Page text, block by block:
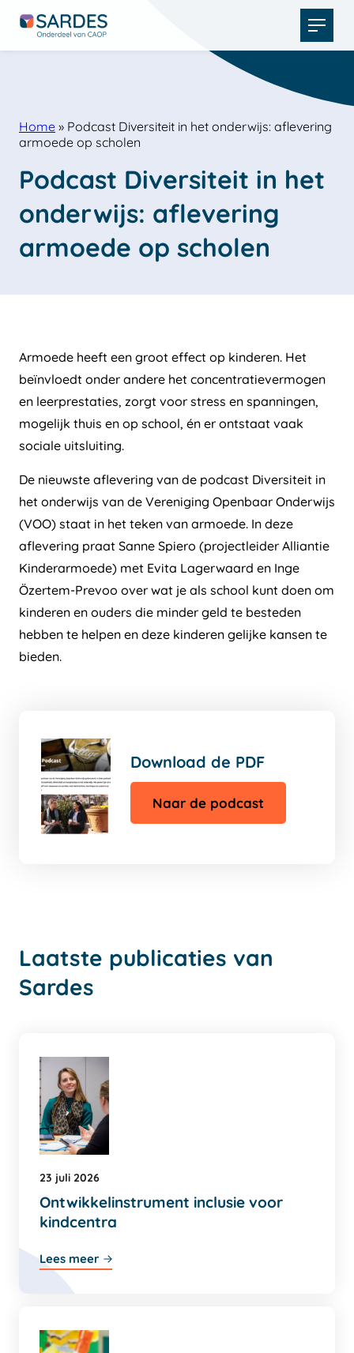
Open
menu
Home » Podcast Diversiteit in het onderwijs: aflevering
armoede op scholen
Podcast Diversiteit in het
onderwijs: aflevering
armoede op scholen
Armoede heeft een groot effect op kinderen. Het
beïnvloedt onder andere het concentratievermogen
en leerprestaties, zorgt voor stress en spanningen,
mogelijk thuis en op school, én er ontstaat vaak
sociale uitsluiting.
De nieuwste aflevering van de podcast Diversiteit in
het onderwijs van de Vereniging Openbaar Onderwijs
(VOO) staat in het teken van armoede. In deze
aflevering praat Sanne Spiero (projectleider Alliantie
Kinderarmoede) met Evita Lagerwaard en Inge
Özertem-Prevoo over wat je als school kunt doen om
kinderen en ouders die minder geld te besteden
hebben te helpen en deze kinderen gelijke kansen te
bieden.
Download de PDF
Naar de podcast
Laatste publicaties van
Sardes
23 juli 2026
Ontwikkelinstrument inclusie voor
kindcentra
Lees meer